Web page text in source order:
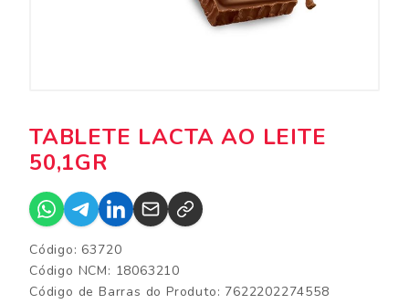
TABLETE LACTA AO LEITE
50,1GR
Código: 63720
Código NCM: 18063210
Código de Barras do Produto: 7622202274558